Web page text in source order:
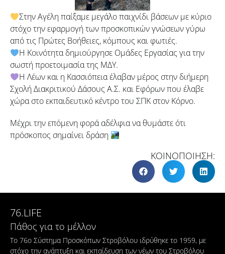
Στην Αγέλη παίξαμε μεγάλο παιχνίδι βάσεων με κύριο
στόχο την εφαρμογή των προσκοπικών γνώσεων γύρω
από τις Πρώτες Βοήθειες, κόμπους και φωτιές.
Η Κοινότητα δημιούργησε Ομάδες Εργασίας για την
σωστή προετοιμασία της ΜΔΥ.
Η Λέων και η Κασσιόπεια έλαβαν μέρος στην διήμερη
Σχολή Διακριτικού Δάσους Α.Σ. και Εφόρων που έλαβε
χώρα στο εκπαιδευτικό κέντρο του ΣΠΚ στον Κόρνο.
Μέχρι την επόμενη φορά αδέλφια να θυμάστε ότι
πρόσκοπος σημαίνει δράση
ΚΟΙΝΟΠΟΙΗΣΗ:
76.LIFE
Πάθος για το μέλλον
Το 76ο Σύστημα Προσκόπων Στροβόλου ιδρύθηκε το 1959, με
στόχο την ανάπτυξη και εκπαίδευση των νέων του Στροβόλου